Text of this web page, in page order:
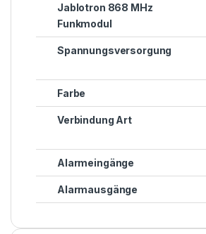
Jablotron 868 MHz
Funkmodul
Spannungsversorgung
Farbe
Verbindung Art
Alarmeingänge
Alarmausgänge